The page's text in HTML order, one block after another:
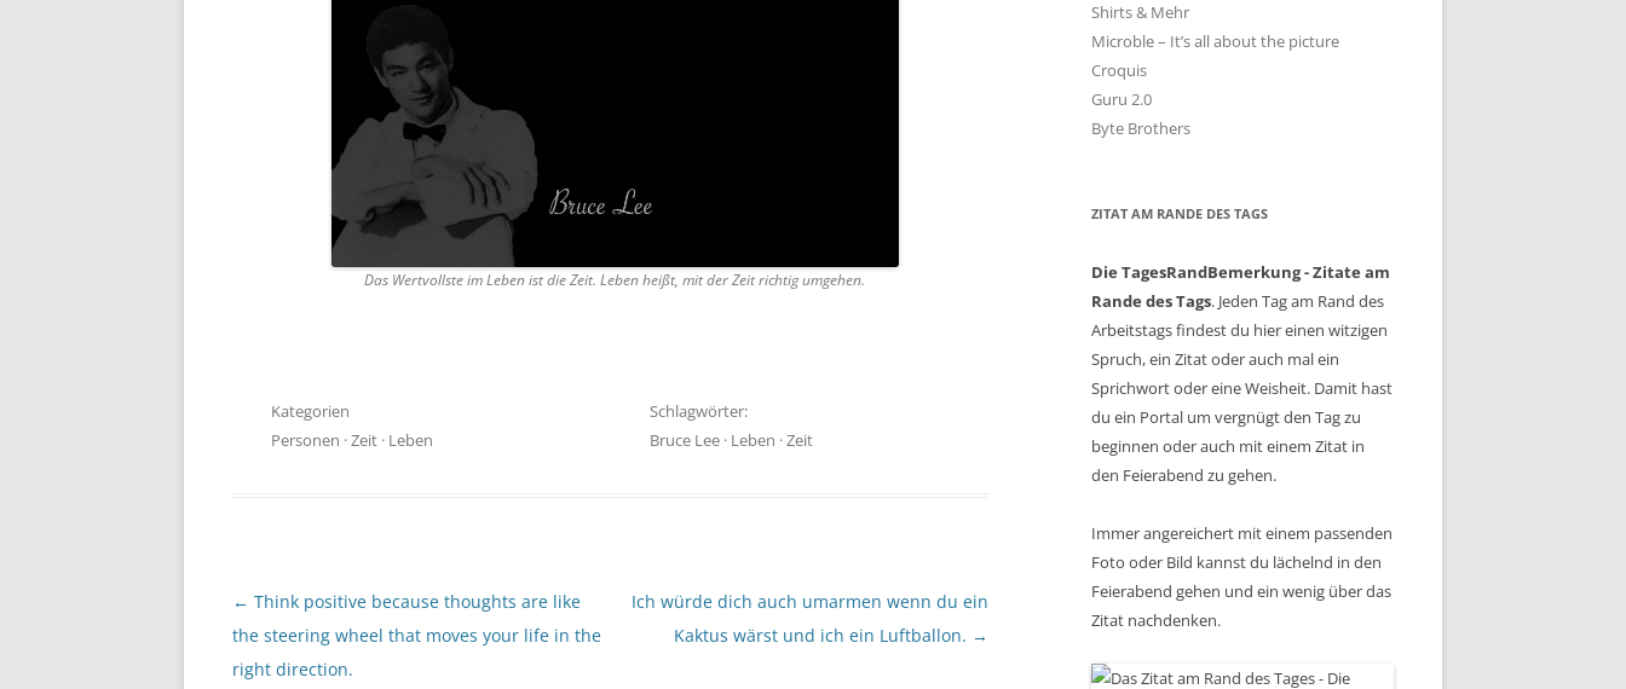
Das Wertvollste im Leben ist die Zeit. Leben heißt, mit der Zeit richtig umgehen.
Kategorien
Personen ·Zeit · Leben
Schlagwörter:
Bruce Lee· Leben ·Zeit
Beitragsnavigation
← Think positive because thoughts are like
the steering wheel that moves your life in the
right direction.
Ich würde dich auch umarmen wenn du ein
Kaktus wärst und ich ein Luftballon. →
Shirts & Mehr
Microble – It’s all about the picture
Croquis
Guru 2.0
Byte Brothers
ZITAT AM RANDE DES TAGS
Die TagesRandBemerkung - Zitate am
Rande des Tags. Jeden Tag am Rand des
Arbeitstags findest du hier einen witzigen
Spruch, ein Zitat oder auch mal ein
Sprichwort oder eine Weisheit. Damit hast
du ein Portal um vergnügt den Tag zu
beginnen oder auch mit einem Zitat in
den Feierabend zu gehen.
Immer angereichert mit einem passenden
Foto oder Bild kannst du lächelnd in den
Feierabend gehen und ein wenig über das
Zitat nachdenken.